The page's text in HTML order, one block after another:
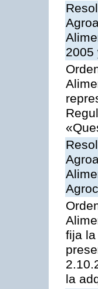
2005
fija
la